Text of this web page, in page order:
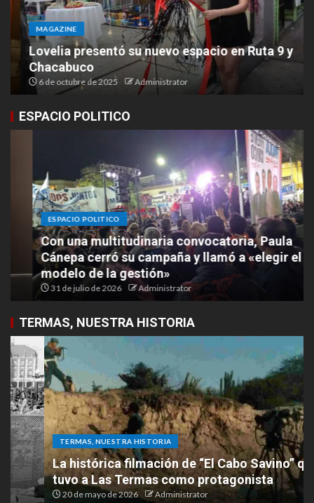
MAGAZINE
Lovelia presentó su nuevo espacio en Ruta 9 y
Chacabuco
6 de octubre de 2025 Administrator
ESPACIO POLITICO
ESPACIO POLITICO
Con una multitudinaria convocatoria, Paula
Cánepa cerró su campaña y llamó a «elegir el
modelo de la gestión»
31 de julio de 2026 Administrator
TERMAS, NUESTRA HISTORIA
TERMAS, NUESTRA HISTORIA
La histórica filmación de “El Cabo Savino” que
tuvo a Las Termas como protagonista
20 de mayo de 2026 Administrator